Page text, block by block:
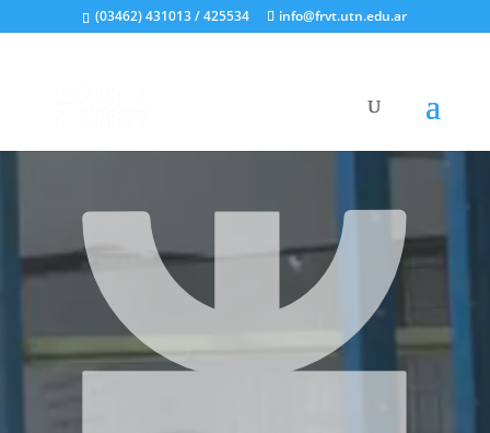
(03462) 431013 / 425534 info@frvt.utn.edu.ar